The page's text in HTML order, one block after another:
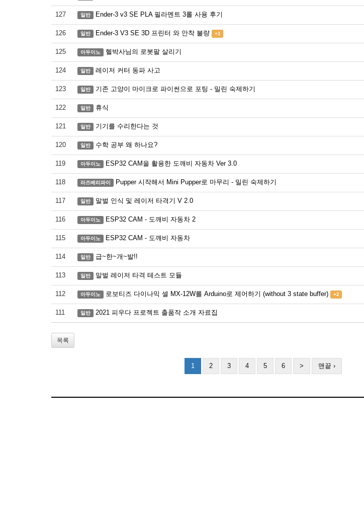
127 일반 Ender-3 v3 SE PLA 필라멘트 3롤 사용 후기
126 일반 Ender-3 V3 SE 3D 프린터 와 안착 불량 +1
125 아두이노 헬박사님의 로봇팔 살리기
124 일반 레이저 커터 동파 사고
123 일반 기존 고양이 마이크로 파이썬으로 포팅 - 밀린 숙제하기
122 일반 휴식
121 일반 기기를 수리한다는 것
120 일반 수학 공부 왜 하나요?
119 아두이노 ESP32 CAM을 활용한 도깨비 자동차 Ver 3.0
118 라즈베리파이 Pupper 시작해서 Mini Pupper로 마무리 - 밀린 숙제하기
117 일반 말벌 인식 및 레이저 타격기 V 2.0
116 아두이노 ESP32 CAM - 도깨비 자동차 2
115 아두이노 ESP32 CAM - 도깨비 자동차
114 일반 급~한~개~발!!
113 일반 말벌 레이저 타격 테스트 모듈
112 아두이노 로보티즈 다이나믹 셀 MX-12W를 Arduino로 제어하기 (without 3 state buffer) +2
111 일반 2021 피우다 프로젝트 출품작 소개 자료집
목록
1 2 3 4 5 6 > 맨끝 ›